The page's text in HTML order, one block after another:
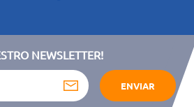
NEWSLETTER!
ENVIAR